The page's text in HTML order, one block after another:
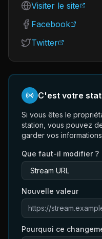
Visiter le site
Facebook
Twitter
C'est votre
Si vous êtes le
station, vous pouvez
garder vos
Que faut-il modifier ?
Nouvelle valeur
Pourquoi ce